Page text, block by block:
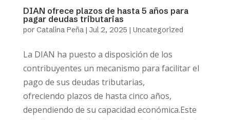
DIAN ofrece plazos de hasta 5 años para
pagar deudas tributarias
por Catalina Peña| Jul 2, 2025 | Uncategorized
La DIAN ha puesto a disposición de los
contribuyentes un mecanismo para facilitar el
pago de sus deudas tributarias,
ofreciendo plazos de hasta cinco años,
dependiendo de su capacidad económica.Este